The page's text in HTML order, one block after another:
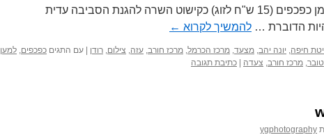
הכרמל למרכז חורב בסימן כפכפים (15 ש"ח לזוג) כקישוט השרה להגנת הסביבה עדית
הדוברת … להמשיך לקרוא ←
חיפה, יונה יהב, מצעד, מרכז הכרמל, מרכז חורב, עזה, צילום, רודן עם התגים כפכפים, למען
, מרכז חורב, צעדה כתיבת תגובה
ygphotography